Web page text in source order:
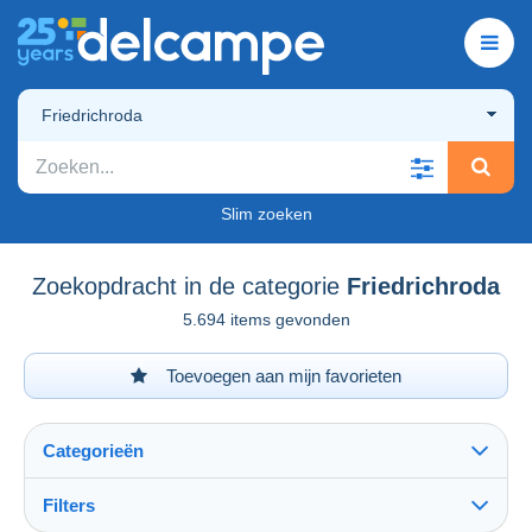
Friedrichroda
Slim zoeken
Zoekopdracht in de categorie Friedrichroda
5.694 items gevonden
Toevoegen aan mijn favorieten
Categorieën
Filters